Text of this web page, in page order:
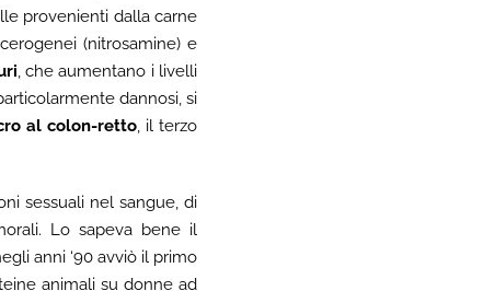
provenienti dalla carne
(nitrosamine) e
, che aumentano i livelli
dannosi, si
al colon-retto , il terzo
sessuali nel sangue, di
Lo sapeva bene il
anni ‘90 avviò il primo
animali su donne ad